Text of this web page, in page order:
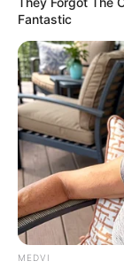
BRAINBERRIES
Fantastic
MEDVI